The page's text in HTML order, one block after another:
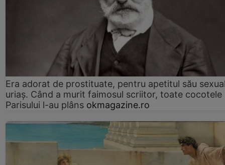
Era adorat de prostituate, pentru apetitul său
uriaș. Când a murit faimosul scriitor, toate cocotele
Parisului l-au plâns okmagazine.ro